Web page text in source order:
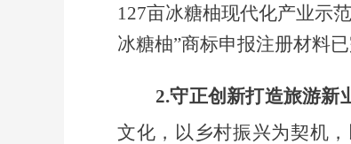
127亩冰糖柚现代化产业示
冰糖柚”商标申报注册材料已
2.守正创新打造旅游新
文化，以乡村振兴为契机